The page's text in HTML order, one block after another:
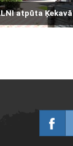
atpūta Ķekavā